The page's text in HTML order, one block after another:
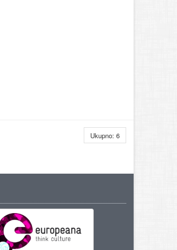
Ukupno: 6